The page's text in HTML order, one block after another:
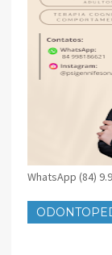
WhatsApp (84)